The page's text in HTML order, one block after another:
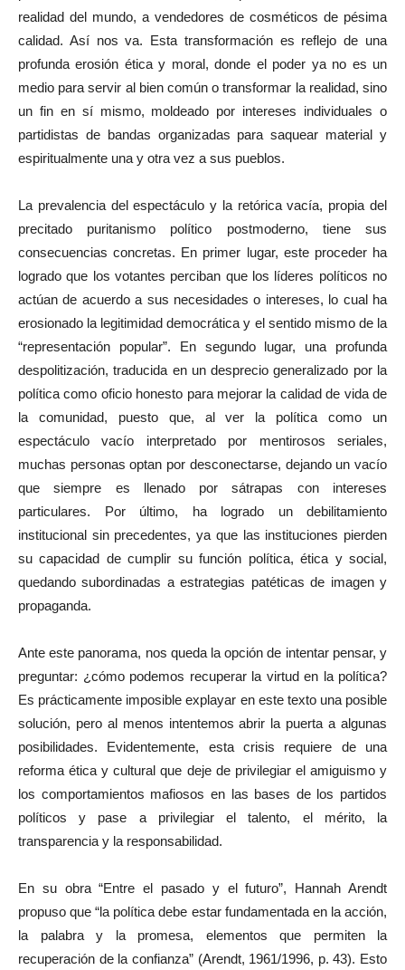
realidad del mundo, a vendedores de cosméticos de pésima
calidad. Así nos va. Esta transformación es reflejo de una
profunda erosión ética y moral, donde el poder ya no es un
medio para servir al bien común o transformar la realidad, sino
un fin en sí mismo, moldeado por intereses individuales o
partidistas de bandas organizadas para saquear material y
espiritualmente una y otra vez a sus pueblos.
La prevalencia del espectáculo y la retórica vacía, propia del
precitado puritanismo político postmoderno, tiene sus
consecuencias concretas. En primer lugar, este proceder ha
logrado que los votantes perciban que los líderes políticos no
actúan de acuerdo a sus necesidades o intereses, lo cual ha
erosionado la legitimidad democrática y el sentido mismo de la
“representación popular”. En segundo lugar, una profunda
despolitización, traducida en un desprecio generalizado por la
política como oficio honesto para mejorar la calidad de vida de
la comunidad, puesto que, al ver la política como un
espectáculo vacío interpretado por mentirosos seriales,
muchas personas optan por desconectarse, dejando un vacío
que siempre es llenado por sátrapas con intereses
particulares. Por último, ha logrado un debilitamiento
institucional sin precedentes, ya que las instituciones pierden
su capacidad de cumplir su función política, ética y social,
quedando subordinadas a estrategias patéticas de imagen y
propaganda.
Ante este panorama, nos queda la opción de intentar pensar, y
preguntar: ¿cómo podemos recuperar la virtud en la política?
Es prácticamente imposible explayar en este texto una posible
solución, pero al menos intentemos abrir la puerta a algunas
posibilidades. Evidentemente, esta crisis requiere de una
reforma ética y cultural que deje de privilegiar el amiguismo y
los comportamientos mafiosos en las bases de los partidos
políticos y pase a privilegiar el talento, el mérito, la
transparencia y la responsabilidad.
En su obra “Entre el pasado y el futuro”, Hannah Arendt
propuso que “la política debe estar fundamentada en la acción,
la palabra y la promesa, elementos que permiten la
recuperación de la confianza” (Arendt, 1961/1996, p. 43). Esto